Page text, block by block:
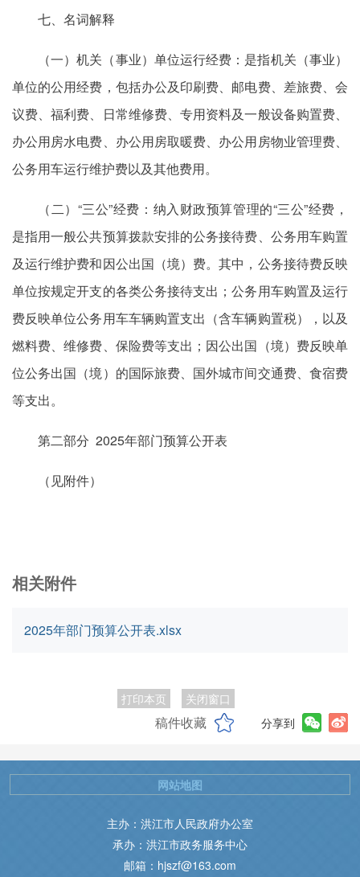
七、名词解释
（一）机关（事业）单位运行经费：是指机关（事业）
单位的公用经费，包括办公及印刷费、邮电费、差旅费、会
议费、福利费、日常维修费、专用资料及一般设备购置费、
办公用房水电费、办公用房取暖费、办公用房物业管理费、
公务用车运行维护费以及其他费用。
（二）“三公”经费：纳入财政预算管理的“三公”经费，
是指用一般公共预算拨款安排的公务接待费、公务用车购置
及运行维护费和因公出国（境）费。其中，公务接待费反映
单位按规定开支的各类公务接待支出；公务用车购置及运行
费反映单位公务用车车辆购置支出（含车辆购置税），以及
燃料费、维修费、保险费等支出；因公出国（境）费反映单
位公务出国（境）的国际旅费、国外城市间交通费、食宿费
等支出。
第二部分 2025年部门预算公开表
（见附件）
相关附件
2025年部门预算公开表.xlsx
打印本页 关闭窗口
稿件收藏 分享到
主办：洪江市人民政府办公室
承办：洪江市政务服务中心
邮箱：hjszf@163.com
网站地图